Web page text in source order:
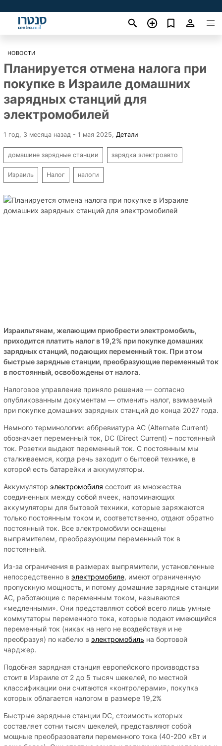
НОВОСТИ
Планируется отмена налога при
покупке в Израиле домашних
зарядных станций для
электромобилей
1 год, 3 месяца назад - 1 мая 2025 Детали
домашине зарядные станции зарядка электроавто
Израиль Налог налоги
Израильтянам, желающим приобрести электромобиль,
приходится платить налог в 19,2% при покупке домашних
зарядных станций, подающих переменный ток. При этом
быстрые зарядные станции, преобразующие переменный ток
в постоянный, освобождены от налога.
Налоговое управление приняло решение — согласно
опубликованным документам — отменить налог, взимаемый
при покупке домашних зарядных станций до конца 2027 года.
Немного терминологии: аббревиатура AC (Alternate Current)
обозначает переменный ток, DC (Direct Current) – постоянный
ток. Розетки выдают переменный ток. С постоянным мы
сталкиваемся, когда речь заходит о бытовой технике, в
которой есть батарейки и аккумуляторы.
Аккумулятор электромобиля состоит из множества
соединенных между собой ячеек, напоминающих
аккумуляторы для бытовой техники, которые заряжаются
только постоянным током и, соответственно, отдают обратно
постоянный ток. Все электромобили оснащены
выпрямителем, преобразующим переменный ток в
постоянный.
Из-за ограничения в размерах выпрямители, установленные
непосредственно в электромобиле, имеют ограниченную
пропускную мощность, и потому домашние зарядные станции
AC, работающие с переменным током, называются
«медленными». Они представляют собой всего лишь умные
коммутаторы переменного тока, которые подают имеющийся
переменный ток (никак на него не воздействуя и не
преобразуя) по кабелю в электромобиль на бортовой
чарджер.
Подобная зарядная станция европейского производства
стоит в Израиле от 2 до 5 тысяч шекелей, по местной
классификации они считаются «контролерами», покупка
которых облагается налогом в размере 19,2%
Быстрые зарядные станции DC, стоимость которых
составляет сотни тысяч шекелей, представляют собой
мощные преобразователи переменного тока (40-200 кВт и